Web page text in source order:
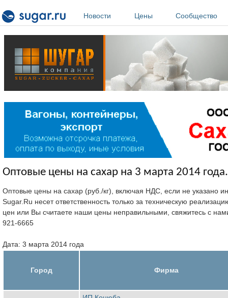
Новости
Цены Сообщество
Оптовые цены на сахар на 3 марта 2014 года.
Оптовые цены на сахар (руб./кг), включая НДС, если не указано
Sugar.Ru несет ответственность только за техническую
цен или Вы считаете наши цены неправильными, свяжитесь с
921-6665
Дата: 3 марта 2014 года
Город Фирма